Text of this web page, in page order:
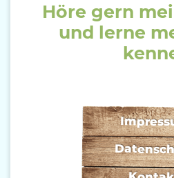
Höre gern
und lerne